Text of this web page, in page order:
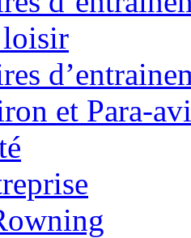
loisir
et Para-